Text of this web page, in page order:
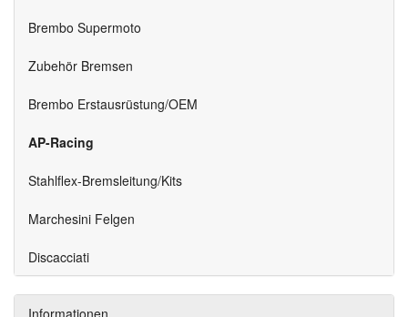
Brembo Supermoto
Zubehör Bremsen
Brembo Erstausrüstung/OEM
AP-Racing
Stahlflex-Bremsleitung/Kits
Marchesini Felgen
Discacciati